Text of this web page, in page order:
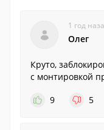
1 год
Олег
Круто,
с монтировкой
9
5